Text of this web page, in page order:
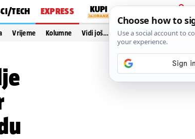
TECH EXPRESS
PRIJAVA
Vrijeme Kolumne Vidi još…